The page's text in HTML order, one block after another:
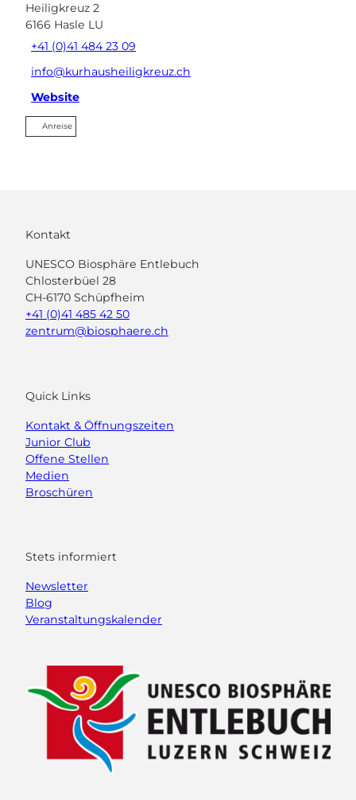
Heiligkreuz 2
6166 Hasle LU
+41 (0)41 484 23 09
info@kurhausheiligkreuz.ch
Website
Anreise
Kontakt
UNESCO Biosphäre Entlebuch
Chlosterbüel 28
CH-6170 Schüpfheim
+41 (0)41 485 42 50
zentrum@biosphaere.ch
Quick Links
Kontakt & Öffnungszeiten
Junior Club
Offene Stellen
Medien
Broschüren
Stets informiert
Newsletter
Blog
Veranstaltungskalender